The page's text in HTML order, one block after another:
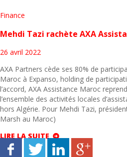
Finance
Mehdi Tazi rachète AXA
26 avril 2022
AXA Partners cède ses 80% de
Maroc à Expanso, holding de
l’accord, AXA Assistance Maroc
l’ensemble des activités locales
hors Algérie. Pour Mehdi Tazi,
Marsh au Maroc)
LIRE LA SUITE